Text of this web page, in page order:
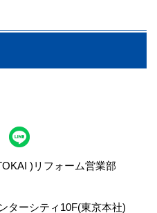
)リフォーム営業部
ターシティ10F(東京本社)